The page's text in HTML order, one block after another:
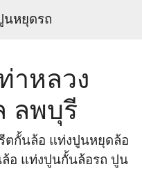
นหยุดรถ
าหลวง
ลพบุรี
ตกั้นล้อ แท่งปูนหยุดล้อ
อ แท่งปูนกั้นล้อรถ ปูน